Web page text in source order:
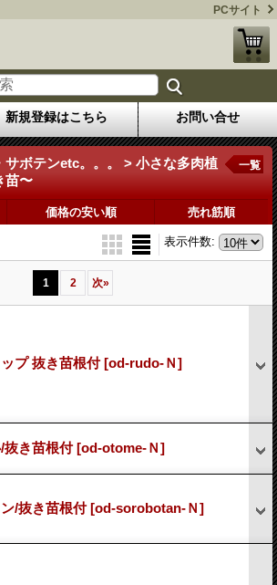
PCサイト
新規登録はこちら お問い合せ
サボテンetc。。。 > 小さな多肉植
苗〜
一覧
価格の安い順 売れ筋順
表示件数:
1 2 次»
プ 抜き苗根付[od-rudo-Ｎ]
抜き苗根付[od-otome-Ｎ]
/抜き苗根付[od-sorobotan-Ｎ]